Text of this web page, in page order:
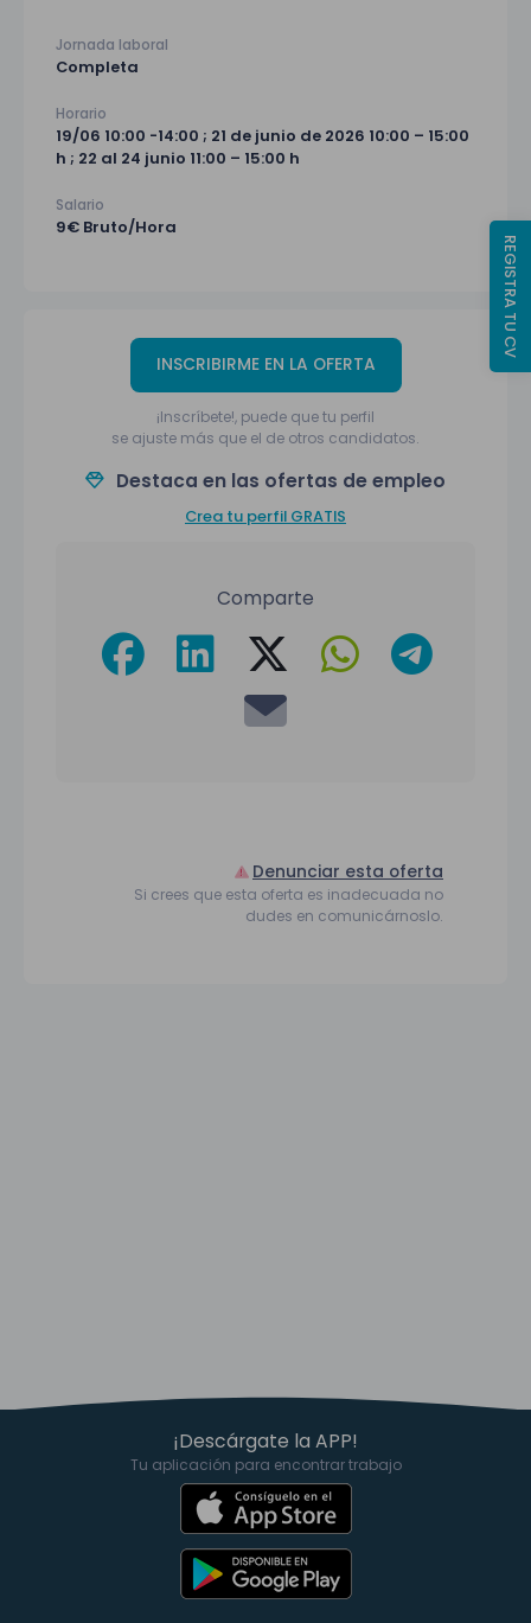
Jornada laboral
Completa
Horario
19/06 10:00 -14:00 ; 21 de junio de 2026 10:00 – 15:00
h ; 22 al 24 junio 11:00 – 15:00 h
Salario
9€ Bruto/Hora
INSCRIBIRME EN LA OFERTA
¡Inscríbete!, puede que tu perfil
se ajuste más que el de otros candidatos.
Destaca en las ofertas de empleo
Crea tu perfil GRATIS
Comparte
Denunciar esta oferta
Si crees que esta oferta es inadecuada no
dudes en comunicárnoslo.
¡Descárgate la APP!
Tu aplicación para encontrar trabajo
REGISTRA TU CV